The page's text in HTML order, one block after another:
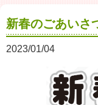
新春のごあいさ
2023/01/04